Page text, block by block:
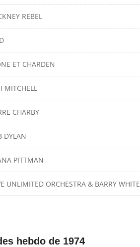
REBEL
ET CHARDEN
MITCHELL
CHARBY
DYLAN
PITTMAN
UNLIMITED ORCHESTRA & BARRY WHITE
hebdo de 1974